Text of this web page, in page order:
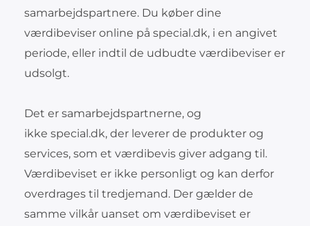
samarbejdspartnere. Du køber dine
værdibeviser online på special.dk, i en angivet
periode, eller indtil de udbudte værdibeviser er
udsolgt.
Det er samarbejdspartnerne, og
ikke special.dk, der leverer de produkter og
services, som et værdibevis giver adgang til.
Værdibeviset er ikke personligt og kan derfor
overdrages til tredjemand. Der gælder de
samme vilkår uanset om værdibeviset er